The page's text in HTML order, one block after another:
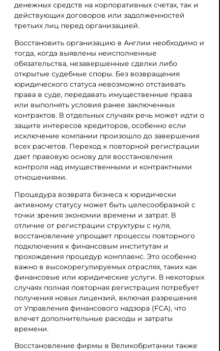
денежных средств на корпоративных счетах, так и
действующих договоров или задолженностей
третьих лиц перед организацией.
Восстановить организацию в Англии необходимо и
тогда, когда выявлены неисполненные
обязательства, незавершенные сделки либо
открытые судебные споры. Без возвращения
юридического статуса невозможно отстаивать
права в суде, передавать имущественные права
или выполнять условия ранее заключенных
контрактов. В отдельных случаях речь может идти о
защите интересов кредиторов, особенно если
исключение компании произошло до завершения
всех расчетов. Переход к повторной регистрации
дает правовую основу для восстановления
контроля над имущественными и контрактными
отношениями.
Процедура возврата бизнеса к юридически
активному статусу может быть целесообразной с
точки зрения экономии времени и затрат. В
отличие от регистрации структуры с нуля,
восстановление упрощает процессы повторного
подключения к финансовым институтам и
прохождения процедур комплаенс. Это особенно
важно в высокорегулируемых отраслях, таких как
финансовые или юридические услуги. В некоторых
случаях полная повторная регистрация потребует
получения новых лицензий, включая разрешения
от Управления финансового надзора (FCA), что
влечет дополнительные расходы и затраты
времени.
Восстановление фирмы в Великобритании также